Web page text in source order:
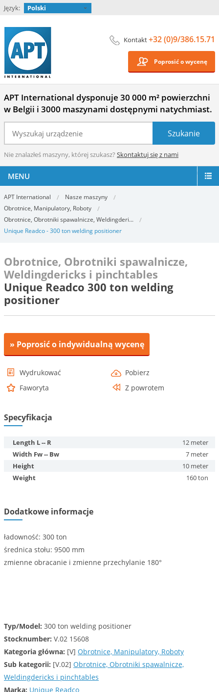
Język: Polski
Kontakt+32 (0)9/386.15.71
Poprosić o wycenę
APT International dysponuje 30 000 m² powierzchni
w Belgii i 3000 maszynami dostępnymi natychmiast.
Nie znalazłeś maszyny, której szukasz? Skontaktuj się z nami
MENU
APT International
Nasze maszyny
Obrotnice, Manipulatory, Roboty
Obrotnice, Obrotniki spawalnicze, Weldingderi...
Unique Readco - 300 ton welding positioner
Obrotnice, Obrotniki spawalnicze,
Weldingdericks i pinchtables
Unique Readco 300 ton welding
positioner
» Poprosić o indywidualną wycenę
Wydrukować
Pobierz
Faworyta
Z powrotem
Specyfikacja
Length L -- R
12 meter
Width Fw -- Bw
7 meter
Height
10 meter
Weight
160 ton
Dodatkowe informacje
ładowność: 300 ton
średnica stołu: 9500 mm
zmienne obracanie i zmienne przechylanie 180°
Typ/Model: 300 ton welding positioner
Stocknumber: V.02 15608
Kategoria główna: [V] Obrotnice, Manipulatory, Roboty
Sub kategorii: [V.02] Obrotnice, Obrotniki spawalnicze,
Weldingdericks i pinchtables
Marka: Unique Readco